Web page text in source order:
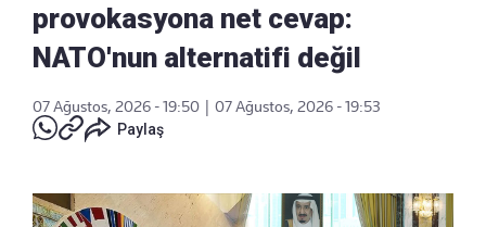
provokasyona net cevap:
NATO'nun alternatifi değil
07 Ağustos, 2026 - 19:50 | 07 Ağustos, 2026 - 19:53
Paylaş